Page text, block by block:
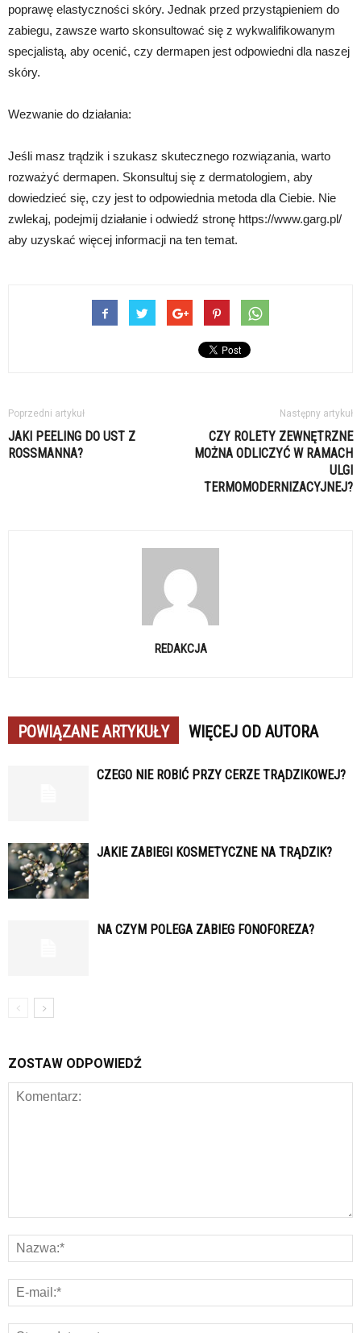
poprawę elastyczności skóry. Jednak przed przystąpieniem do
zabiegu, zawsze warto skonsultować się z wykwalifikowanym
specjalistą, aby ocenić, czy dermapen jest odpowiedni dla naszej
skóry.
Wezwanie do działania:
Jeśli masz trądzik i szukasz skutecznego rozwiązania, warto
rozważyć dermapen. Skonsultuj się z dermatologiem, aby
dowiedzieć się, czy jest to odpowiednia metoda dla Ciebie. Nie
zwlekaj, podejmij działanie i odwiedź stronę https://www.garg.pl/
aby uzyskać więcej informacji na ten temat.
Poprzedni artykuł
JAKI PEELING DO UST Z
ROSSMANNA?
Następny artykuł
CZY ROLETY ZEWNĘTRZNE
MOŻNA ODLICZYĆ W RAMACH
ULGI
TERMOMODERNIZACYJNEJ?
REDAKCJA
POWIĄZANE ARTYKUŁY WIĘCEJ OD AUTORA
CZEGO NIE ROBIĆ PRZY CERZE TRĄDZIKOWEJ?
JAKIE ZABIEGI KOSMETYCZNE NA TRĄDZIK?
NA CZYM POLEGA ZABIEG FONOFOREZA?
ZOSTAW ODPOWIEDŹ